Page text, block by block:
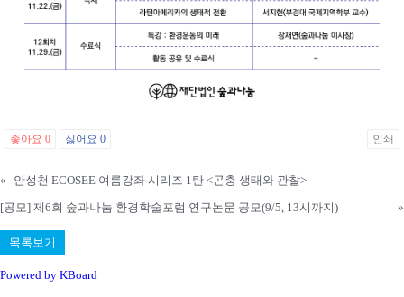
좋아요 0 싫어요 0 인쇄
«
안성천 ECOSEE 여름강좌 시리즈 1탄 <곤충 생태와 관찰>
[공모] 제6회 숲과나눔 환경학술포럼 연구논문 공모(9/5, 13시까지)
»
목록보기
Powered by KBoard